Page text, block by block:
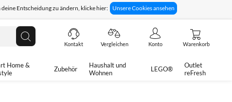
Entscheidung zu ändern, klicke hier: Unsere Cookies ansehen
tägiges Rückgaberecht Technische Unterstützung
Suche
Kontakt Vergleichen Konto Warenkorb
Home &
Zubehör
Haushalt und
Wohnen
LEGO®
Outlet
reFresh